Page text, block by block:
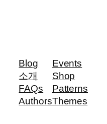
Blog
소개
FAQs
Authors
Events
Shop
Patterns
Themes